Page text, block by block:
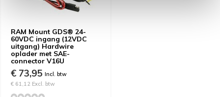
RAM Mount GDS® 24-
60VDC ingang (12VDC
uitgang) Hardwire
oplader met SAE-
connector V16U
€ 73,95 Incl. btw
€ 61,12 Excl. btw